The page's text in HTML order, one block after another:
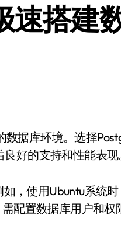
速搭建
好的支持和性能表现
，使用Ubuntu系统
配置数据库用户和权